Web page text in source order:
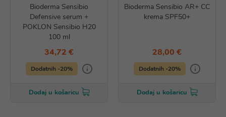
Bioderma Sensibio
Defensive serum +
POKLON Sensibio H20
100 ml
34,72 €
Dodatnih -20%
Dodaj u košaricu
Bioderma Sensibio AR+ CC
krema SPF50+
28,00 €
Dodatnih -20%
Dodaj u košaricu